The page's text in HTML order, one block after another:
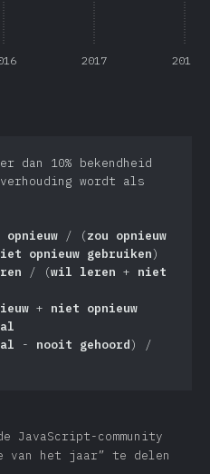
2017 2018
dan 10% bekendheid
wordt als
opnieuw / (zou opnieuw
opnieuw gebruiken)
/ (wil leren + niet
+ niet opnieuw
- nooit gehoord) /
JavaScript-community
van het jaar” te delen